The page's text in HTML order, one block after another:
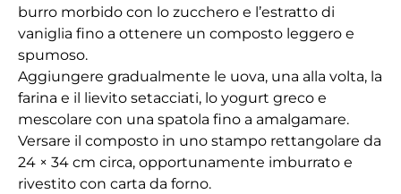
burro morbido con lo zucchero e l’estratto di
vaniglia fino a ottenere un composto leggero e
spumoso.
Aggiungere gradualmente le uova, una alla volta, la
farina e il lievito setacciati, lo yogurt greco e
mescolare con una spatola fino a amalgamare.
Versare il composto in uno stampo rettangolare da
24 × 34 cm circa, opportunamente imburrato e
rivestito con carta da forno.